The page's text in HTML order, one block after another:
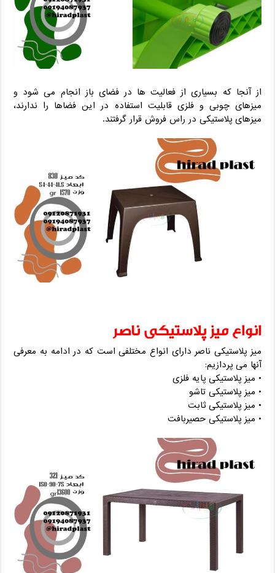
از آنجا که بسیاری از فعالیت ها در فضای باز انجام می شود و
میزهای چوبی و فلزی قابلیت استفاده در این فضاها را ندارند،
میزهای پلاستیکی در راس فروش قرار گرفتند.
انواع میز پلاستیکی ناصر
میز پلاستیکی ناصر دارای انواع مختلفی است که در ادامه به معرفی
آنها می پردازیم:
• میز پلاستیکی پایه فلزی
• میز پلاستیکی تاشو
• میز پلاستیکی ثابت
• میز پلاستیکی حصیربافت